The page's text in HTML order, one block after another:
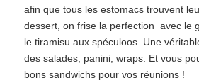
afin que tous les estomacs trouvent
dessert, on frise la perfection avec le
le tiramisu aux spéculoos. Une
des salades, panini, wraps. Et vous
bons sandwichs pour vos réunions !